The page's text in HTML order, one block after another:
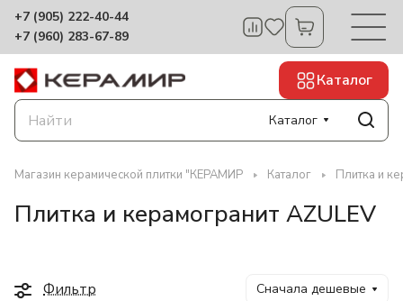
+7 (905) 222-40-44
+7 (960) 283-67-89
Каталог
Каталог
Магазин керамической плитки "КЕРАМИР Каталог Плитка и
Плитка и керамогранит AZULEV
Фильтр Сначала дешевые